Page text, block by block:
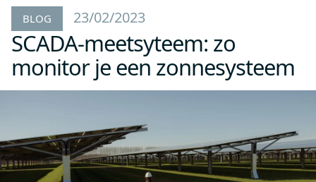
BLOG 23/02/2023
SCADA-meetsyteem: zo
monitor je een zonnesysteem